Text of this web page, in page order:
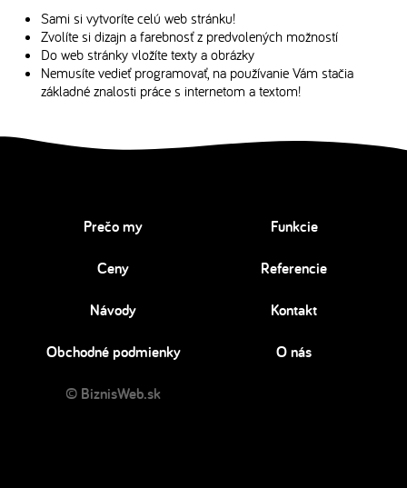
Sami si vytvoríte celú web stránku!
Zvolíte si dizajn a farebnosť z predvolených možností
Do web stránky vložíte texty a obrázky
Nemusíte vedieť programovať, na používanie Vám stačia
základné znalosti práce s internetom a textom!
Prečo my Funkcie
Ceny Referencie
Návody Kontakt
Obchodné podmienky O nás
© BiznisWeb.sk